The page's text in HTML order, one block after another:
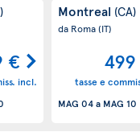
€
incl.
Montreal (CA)
da Roma(IT)
tasse e
MAG 04a MAG 10